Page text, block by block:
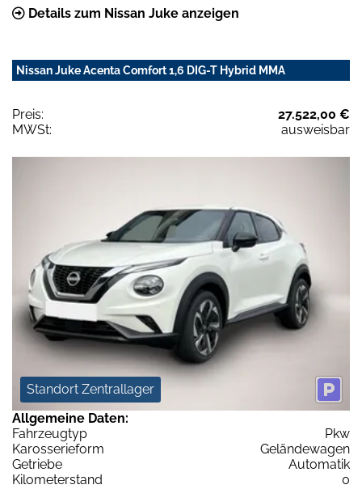
Details zum Nissan Juke anzeigen
Nissan Juke Acenta Comfort 1,6 DIG-T Hybrid MMA
Preis:
27.522,00 €
MWSt:
ausweisbar
Standort Zentrallager
Allgemeine Daten:
Fahrzeugtyp
Pkw
Karosserieform
Geländewagen
Getriebe
Automatik
Kilometerstand
0